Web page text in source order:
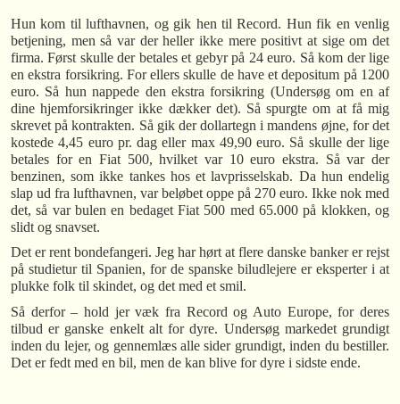
Hun kom til lufthavnen, og gik hen til Record. Hun fik en venlig
betjening, men så var der heller ikke mere positivt at sige om det
firma. Først skulle der betales et gebyr på 24 euro. Så kom der lige
en ekstra forsikring. For ellers skulle de have et depositum på 1200
euro. Så hun nappede den ekstra forsikring (Undersøg om en af
dine hjemforsikringer ikke dækker det). Så spurgte om at få mig
skrevet på kontrakten. Så gik der dollartegn i mandens øjne, for det
kostede 4,45 euro pr. dag eller max 49,90 euro. Så skulle der lige
betales for en Fiat 500, hvilket var 10 euro ekstra. Så var der
benzinen, som ikke tankes hos et lavprisselskab. Da hun endelig
slap ud fra lufthavnen, var beløbet oppe på 270 euro. Ikke nok med
det, så var bulen en bedaget Fiat 500 med 65.000 på klokken, og
slidt og snavset.
Det er rent bondefangeri. Jeg har hørt at flere danske banker er rejst
på studietur til Spanien, for de spanske biludlejere er eksperter i at
plukke folk til skindet, og det med et smil.
Så derfor – hold jer væk fra Record og Auto Europe, for deres
tilbud er ganske enkelt alt for dyre. Undersøg markedet grundigt
inden du lejer, og gennemlæs alle sider grundigt, inden du bestiller.
Det er fedt med en bil, men de kan blive for dyre i sidste ende.